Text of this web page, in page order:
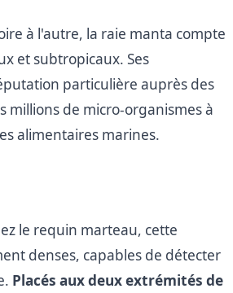
à l'autre, la raie manta compte
et subtropicaux. Ses
particulière auprès des
millions de micro-organismes à
alimentaires marines.
le requin marteau, cette
denses, capables de détecter
Placés aux deux extrémités de